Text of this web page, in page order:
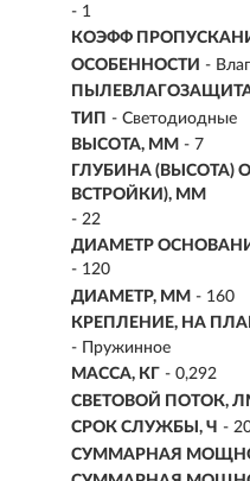
- 1
КОЭФФ
ОСОБЕННОСТИ -
ТИП - Светодиодные
ВЫСОТА, ММ - 7
ГЛУБИНА (ВЫСОТА)
ВСТРОЙКИ), ММ
- 22
ДИАМЕТР
- 120
ДИАМЕТР, ММ - 160
КРЕПЛЕНИЕ, НА
- Пружинное
МАССА, КГ - 0,292
СВЕТОВОЙ ПОТОК,
СРОК СЛУЖБЫ, Ч -
СУММАРНАЯ